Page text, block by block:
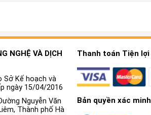
NGHỆ VÀ DỊCH
Sở Kế hoạch và
ngày 15/04/2016
Nguyễn Văn
Thành phố Hà
Thanh toán Tiện lợi
Bản quyền xác minh